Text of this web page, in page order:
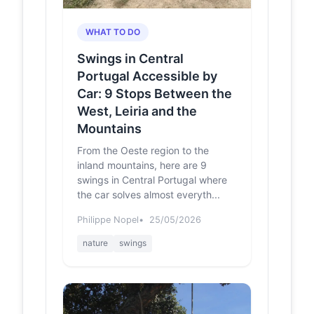
nos une! Situado
concelhos de
Trancoso, Aguiar
da Beira e Fornos
de Algodres, lá no
alto, há um... | By
Beira Alta TV |
Facebook
Baloiço do Pisco - A Serra que nos
une! Situado na confluência dos
concelhos de Trancoso, Aguiar da
Beira e Fornos de Al...
do Pisco -
O ano de 2020 não está só a ... um
elevados da freguesi...
WHAT TO DO
Swings in Central
Portugal Accessible by
Car: 9 Stops Between the
West, Leiria and the
Mountains
From the Oeste region to the
inland mountains, here are 9
swings in Central Portugal where
the car solves almost everyth...
Philippe Nopel 25/05/2026
nature swings